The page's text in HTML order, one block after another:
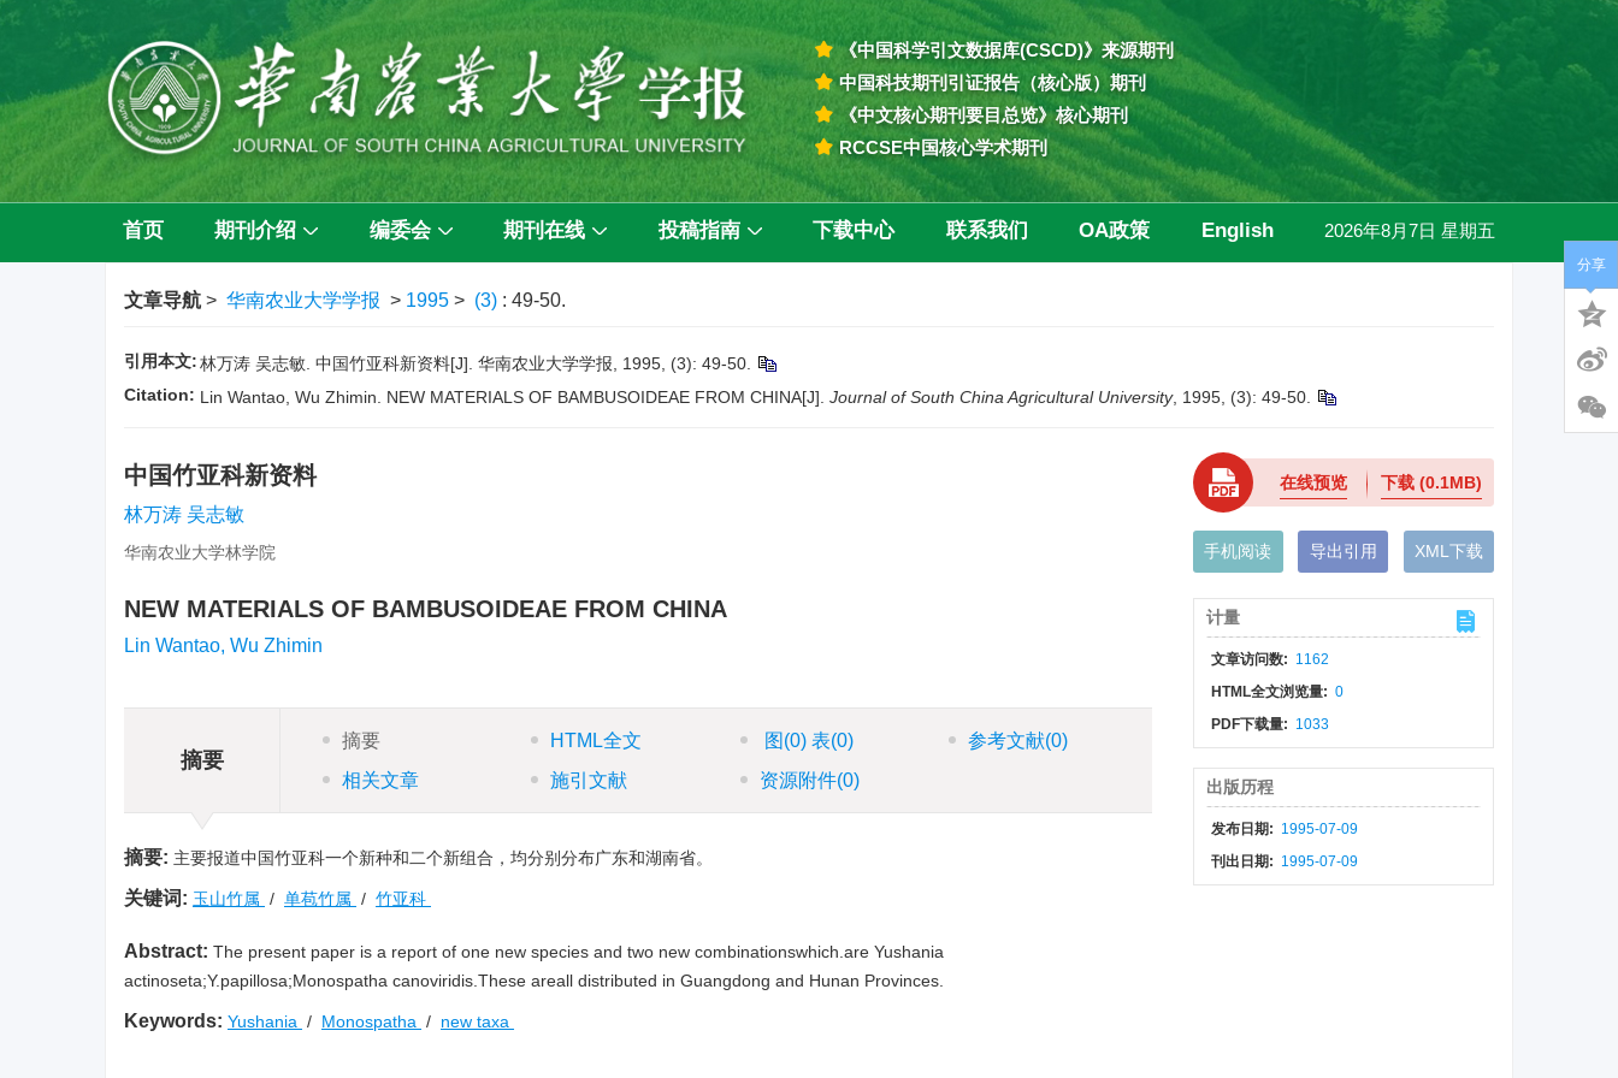
《中国科学引文数据库(CSCD)》来源期刊
中国科技期刊引证报告（核心版）期刊
《中文核心期刊要目总览》核心期刊
RCCSE中国核心学术期刊
首页 期刊介绍 编委会 期刊在线 投稿指南 下载中心 联系我们 OA政策 English 2026年8月7日 星期五
文章导航 > 华南农业大学学报 > 1995 > (3) : 49-50.
引用本文:林万涛 吴志敏. 中国竹亚科新资料[J]. 华南农业大学学报, 1995, (3): 49-50.
Citation: Lin Wantao, Wu Zhimin. NEW MATERIALS OF BAMBUSOIDEAE FROM CHINA[J]. Journal of South China Agricultural University, 1995, (3): 49-50.
中国竹亚科新资料
林万涛 吴志敏
华南农业大学林学院
NEW MATERIALS OF BAMBUSOIDEAE FROM CHINA
Lin Wantao, Wu Zhimin
摘要
摘要 HTML全文 图 (0)表(0) 参考文献(0)
相关文章
施引文献 资源附件(0)
摘要: 主要报道中国竹亚科一个新种和二个新组合，均分别分布广东和湖南省。
关键词: 玉山竹属 / 单苞竹属 / 竹亚科
Abstract: The present paper is a report of one new species and two new combinationswhich.are Yushania
actinoseta;Y.papillosa;Monospatha canoviridis.These areall distributed in Guangdong and Hunan Provinces.
Keywords: Yushania / Monospatha / new taxa
在线预览 下载 (0.1MB)
手机阅读 导出引用 XML下载
计量
文章访问数: 1162
HTML全文浏览量: 0
PDF下载量: 1033
出版历程
发布日期: 1995-07-09
刊出日期: 1995-07-09
分享